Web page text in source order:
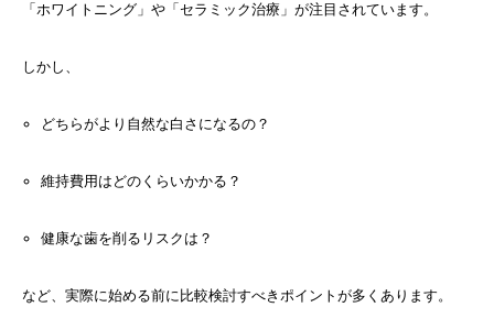
「ホワイトニング」や「セラミック治療」が注目されています。
しかし、
どちらがより自然な白さになるの？
維持費用はどのくらいかかる？
健康な歯を削るリスクは？
など、実際に始める前に比較検討すべきポイントが多くあります。